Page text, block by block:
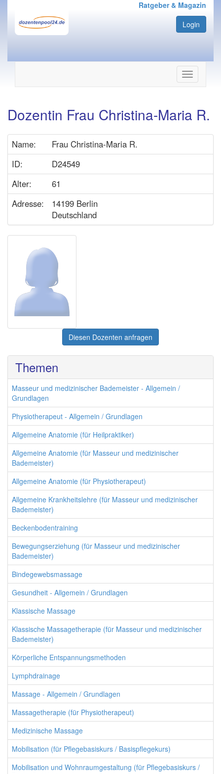
Ratgeber & Magazin
Login
Navigation
ein-/
Dozentin Frau Christina-Maria R.
Name:
Frau Christina-Maria R.
ID:
D24549
Alter:
61
Adresse:
14199 Berlin
Deutschland
Diesen Dozenten anfragen
Themen
Masseur und medizinischer Bademeister - Allgemein /
Grundlagen
Physiotherapeut - Allgemein / Grundlagen
Allgemeine Anatomie (für Heilpraktiker)
Allgemeine Anatomie (für Masseur und medizinischer
Bademeister)
Allgemeine Anatomie (für Physiotherapeut)
Allgemeine Krankheitslehre (für Masseur und medizinischer
Bademeister)
Beckenbodentraining
Bewegungserziehung (für Masseur und medizinischer
Bademeister)
Bindegewebsmassage
Gesundheit - Allgemein / Grundlagen
Klassische Massage
Klassische Massagetherapie (für Masseur und medizinischer
Bademeister)
Körperliche Entspannungsmethoden
Lymphdrainage
Massage - Allgemein / Grundlagen
Massagetherapie (für Physiotherapeut)
Medizinische Massage
Mobilisation (für Pflegebasiskurs / Basispflegekurs)
Mobilisation und Wohnraumgestaltung (für Pflegebasiskurs /